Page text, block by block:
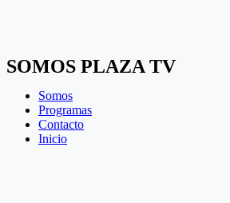
SOMOS PLAZA TV
Somos
Programas
Contacto
Inicio